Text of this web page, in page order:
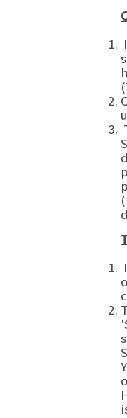
(עי' במשנ"ב סי' רס"ג ס"ק כ"ז). Care must be given not to extinguish the match, rather just to put it